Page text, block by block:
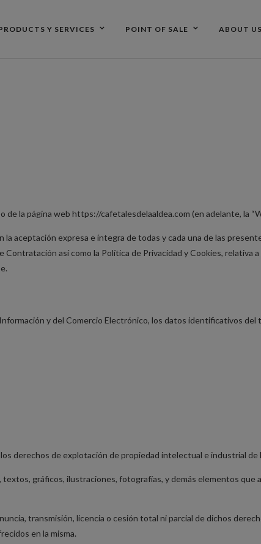
Y SERVICES POINT OF SALE ABOUT US
la página web https://cafetalesdelaaldea.com (en adelante, la
la aceptación expresa e íntegra de todas y cada una de las
así como la Política de Privacidad y Cookies, relativa
y del Comercio Electrónico, los datos identificativos
derechos de explotación de propiedad intelectual e industrial de
gráficos, ilustraciones, fotografías, y demás elementos que
transmisión, licencia o cesión total ni parcial de dichos
en la misma.